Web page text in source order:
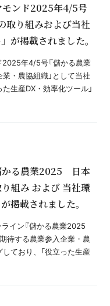
モンド2025年4/5号
取り組みおよび当社
が掲載されました。
年4/5号『儲かる農業
・農協組織」として当社
生産DX・効率化ツール」
かる農業2025 日本
組み および 当社環
掲載されました。
イン『儲かる農業2025
待する農業参入企業・農
ており、「役立った生産